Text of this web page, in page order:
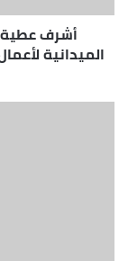
أشرف عطية
الميدانية